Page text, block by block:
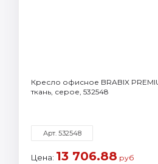
Кресло офисное BRABIX
ткань, серое, 532548
Арт. 532548
Цена: 13 706.88 руб